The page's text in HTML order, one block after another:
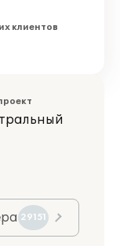
клиентов
29151